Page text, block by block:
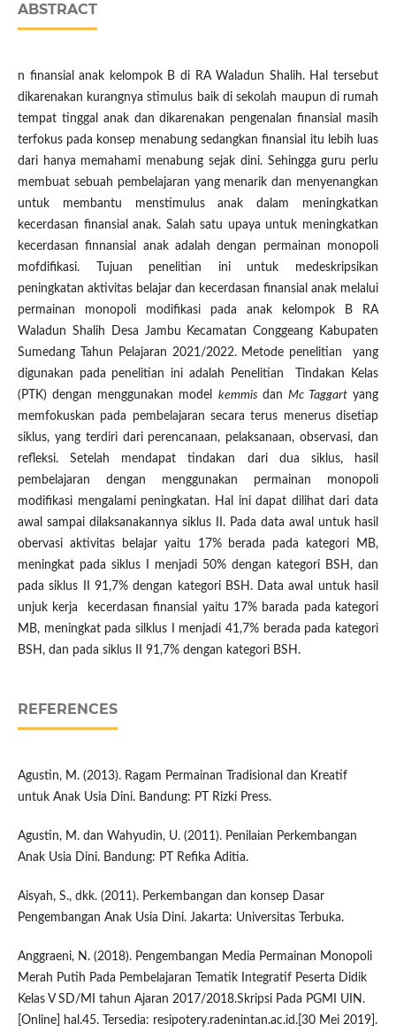
ABSTRACT
n finansial anak kelompok B di RA Waladun Shalih. Hal tersebut
dikarenakan kurangnya stimulus baik di sekolah maupun di rumah
tempat tinggal anak dan dikarenakan pengenalan finansial masih
terfokus pada konsep menabung sedangkan finansial itu lebih luas
dari hanya memahami menabung sejak dini. Sehingga guru perlu
membuat sebuah pembelajaran yang menarik dan menyenangkan
untuk membantu menstimulus anak dalam meningkatkan
kecerdasan finansial anak. Salah satu upaya untuk meningkatkan
kecerdasan finnansial anak adalah dengan permainan monopoli
mofdifikasi. Tujuan penelitian ini untuk medeskripsikan
peningkatan aktivitas belajar dan kecerdasan finansial anak melalui
permainan monopoli modifikasi pada anak kelompok B RA
Waladun Shalih Desa Jambu Kecamatan Conggeang Kabupaten
Sumedang Tahun Pelajaran 2021/2022. Metode penelitian yang
digunakan pada penelitian ini adalah Penelitian Tindakan Kelas
(PTK) dengan menggunakan model kemmis dan Mc Taggartyang
memfokuskan pada pembelajaran secara terus menerus disetiap
siklus, yang terdiri dari perencanaan, pelaksanaan, observasi, dan
refleksi. Setelah mendapat tindakan dari dua siklus, hasil
pembelajaran dengan menggunakan permainan monopoli
modifikasi mengalami peningkatan. Hal ini dapat dilihat dari data
awal sampai dilaksanakannya siklus II. Pada data awal untuk hasil
obervasi aktivitas belajar yaitu 17% berada pada kategori MB,
meningkat pada siklus I menjadi 50% dengan kategori BSH, dan
pada siklus II 91,7% dengan kategori BSH. Data awal untuk hasil
unjuk kerja kecerdasan finansial yaitu 17% barada pada kategori
MB, meningkat pada silklus I menjadi 41,7% berada pada kategori
BSH, dan pada siklus II 91,7% dengan kategori BSH.
REFERENCES
Agustin, M. (2013). Ragam Permainan Tradisional dan Kreatif
untuk Anak Usia Dini. Bandung: PT Rizki Press.
Agustin, M. dan Wahyudin, U. (2011). Penilaian Perkembangan
Anak Usia Dini. Bandung: PT Refika Aditia.
Aisyah, S., dkk. (2011). Perkembangan dan konsep Dasar
Pengembangan Anak Usia Dini. Jakarta: Universitas Terbuka.
Anggraeni, N. (2018). Pengembangan Media Permainan Monopoli
Merah Putih Pada Pembelajaran Tematik Integratif Peserta Didik
Kelas V SD/MI tahun Ajaran 2017/2018.Skripsi Pada PGMI UIN.
[Online] hal.45. Tersedia: resipotery.radenintan.ac.id.[30 Mei 2019].